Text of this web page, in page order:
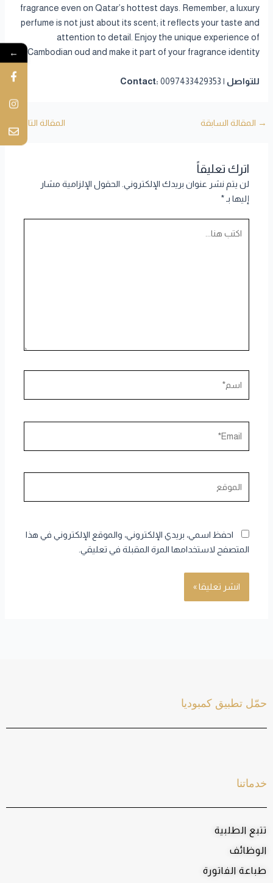
fragrance even on Qatar’s hottest days. Remember, a luxury
perfume is not just about its scent; it reflects your taste and
attention to detail. Enjoy the unique experience of
Cambodian oud and make it part of your fragrance identity.
للتواصل | Contact: 0097433429353
→ المقالة السابقة المقالة التالية
اترك تعليقاً
لن يتم نشر عنوان بريدك الإلكتروني. الحقول الإلزامية مشار
إليها بـ*
احفظ اسمي، بريدي الإلكتروني، والموقع الإلكتروني في هذا
المتصفح لاستخدامها المرة المقبلة في تعليقي.
خدماتنا
تتبع الطلبية
الوظائف
طباعة الفاتورة
حمّل تطبيق كمبوديا
←